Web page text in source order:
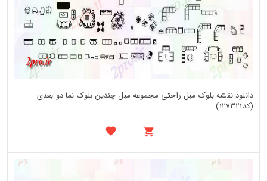
دانلود نقشه بلوک مبل راحتی مجموعه مبل چندین بلوک نما دو بعدی
(کد127321)